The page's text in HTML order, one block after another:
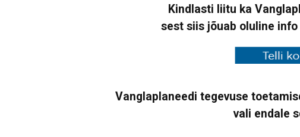
Kindlasti liitu ka
sest siis jõuab oluline
Vanglaplaneedi tegevuse
vali endale